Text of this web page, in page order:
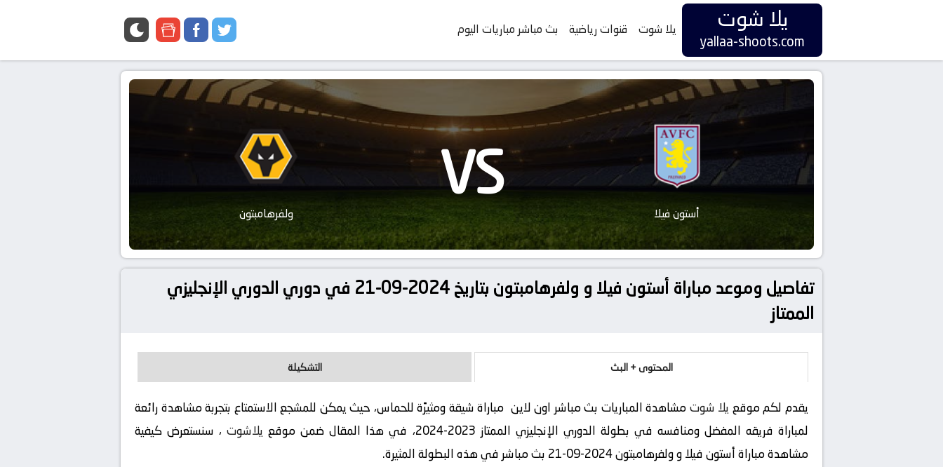
يلا شوت
yallaa-shoots.com
يلا شوت قنوات رياضية بث مباشر مباريات اليوم twitter
facebook
google
أستون فيلا VS ولفرهامبتون
تفاصيل وموعد مباراة أستون فيلا و ولفرهامبتون بتاريخ 2024-09-21 في دوري الدوري الإنجليزي
الممتاز
المحتوى + البث التشكيلة
يقدم لكم موقع يلا شوت مشاهدة المباريات بث مباشر اون لاين مباراة شيقة ومثيرًة للحماس، حيث يمكن للمشجع الاستمتاع بتجربة مشاهدة رائعة
لمباراة فريقه المفضل ومنافسه في بطولة الدوري الإنجليزي الممتاز 2023-2024، في هذا المقال ضمن موقع
يلاشوت، سنستعرض كيفية
مشاهدة مباراة أستون فيلا و ولفرهامبتون 2024-09-21 بث مباشر في هذه البطولة المثيرة.